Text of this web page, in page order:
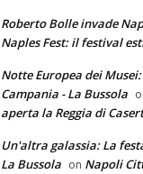
Roberto Bolle invade
Naples Fest: il festival
Notte Europea dei
Campania - La Bussola
aperta la Reggia di
Un'altra galassia: La
La Bussola on Napoli